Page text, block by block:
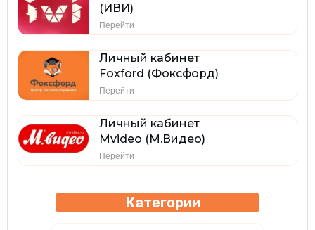
(ИВИ)
Перейти
Личный кабинет
Foxford (Фоксфорд)
Перейти
Личный кабинет
Mvideo (М.Видео)
Перейти
Категории